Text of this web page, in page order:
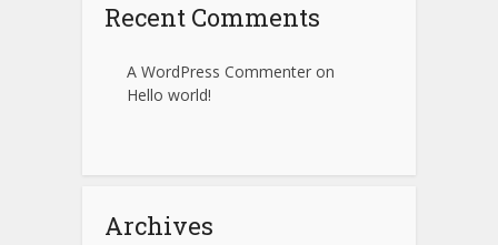
Recent Comments
A WordPress Commenter on
Hello world!
Archives